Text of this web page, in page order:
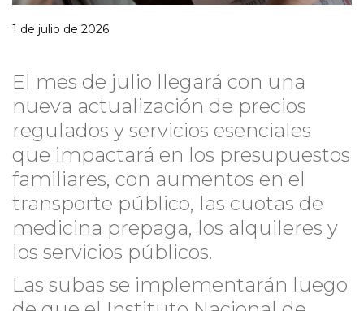
1 de julio de 2026
El mes de julio llegará con una
nueva actualización de precios
regulados y servicios esenciales
que impactará en los presupuestos
familiares, con aumentos en el
transporte público, las cuotas de
medicina prepaga, los alquileres y
los servicios públicos.
Las subas se implementarán luego